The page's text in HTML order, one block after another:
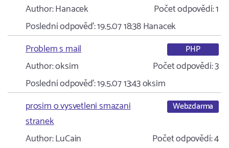
Author:Hanacek Počet odpovědí:1
Poslední odpověď:19.5.07 18:38Hanacek
Problem s mail
PHP
Author:oksim Počet odpovědí:3
Poslední odpověď:19.5.07 13:43oksim
prosim o vysvetleni smazani
stranek
Webzdarma
Author:LuCain Počet odpovědí:4